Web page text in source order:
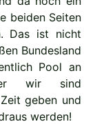
beiden Seiten
Das ist nicht
Bundesland
Pool an
wir sind
geben und
werden!